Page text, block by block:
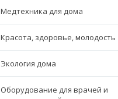
Медтехника для дома
Красота, здоровье, молодость
Экология дома
Оборудование для врачей и